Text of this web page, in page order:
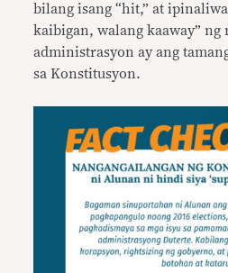
bilang isang “hit,” at
kaibigan, walang kaaway” ng
administrasyon ay ang
sa Konstitusyon.